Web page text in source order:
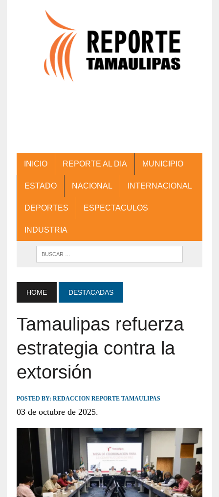
INICIO REPORTE AL DIA MUNICIPIO
ESTADO NACIONAL INTERNACIONAL
DEPORTES ESPECTACULOS
INDUSTRIA
HOME DESTACADAS
Tamaulipas refuerza
estrategia contra la
extorsión
POSTED BY: REDACCION REPORTE TAMAULIPAS
03 de octubre de 2025.